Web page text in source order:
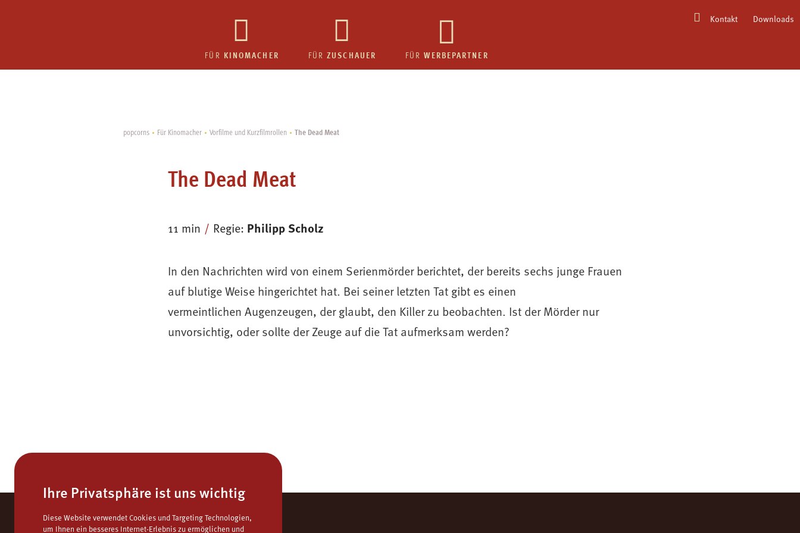
Ihre Privatsphäre ist uns wichtig
Diese Website verwendet Cookies und Targeting Technologien,
um Ihnen ein besseres Internet-Erlebnis zu ermöglichen und
FÜR KINOMACHER FÜR ZUSCHAUER FÜR WERBEPARTNER
Kontakt Downloads
popcorns Für Kinomacher Vorfilme und Kurzfilmrollen The Dead Meat
The Dead Meat
11 min Regie: Philipp Scholz
In den Nachrichten wird von einem Serienmörder berichtet, der bereits sechs junge Frauen
auf blutige Weise hingerichtet hat. Bei seiner letzten Tat gibt es einen
vermeintlichen Augenzeugen, der glaubt, den Killer zu beobachten. Ist der Mörder nur
unvorsichtig, oder sollte der Zeuge auf die Tat aufmerksam werden?